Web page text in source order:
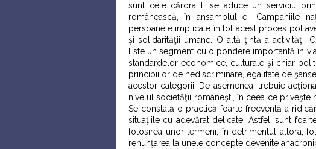
sunt cele cărora li se aduce un serviciu
românească, în ansamblul ei. Campaniile
persoanele implicate în tot acest proces pot
şi solidarităţii umane. O altă ţintă a activităţii
Este un segment cu o pondere importantă în
standardelor economice, culturale şi chiar
principiilor de nediscriminare, egalitate de
acestor categorii. De asemenea, trebuie
nivelul societăţii româneşti, în ceea ce priveşte
Se constată o practică foarte frecventă a
situaţiile cu adevărat delicate. Astfel, sunt
folosirea unor termeni, în detrimentul altora,
renunţarea la unele concepte devenite